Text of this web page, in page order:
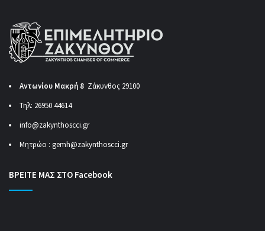
Αντωνίου Μακρή 8 Ζάκυνθος 29100
Τηλ: 26950 44614
info@zakynthoscci.gr
Μητρώο : gemh@zakynthoscci.gr
ΒΡΕΙΤΕ ΜΑΣ ΣΤΟ Facebook